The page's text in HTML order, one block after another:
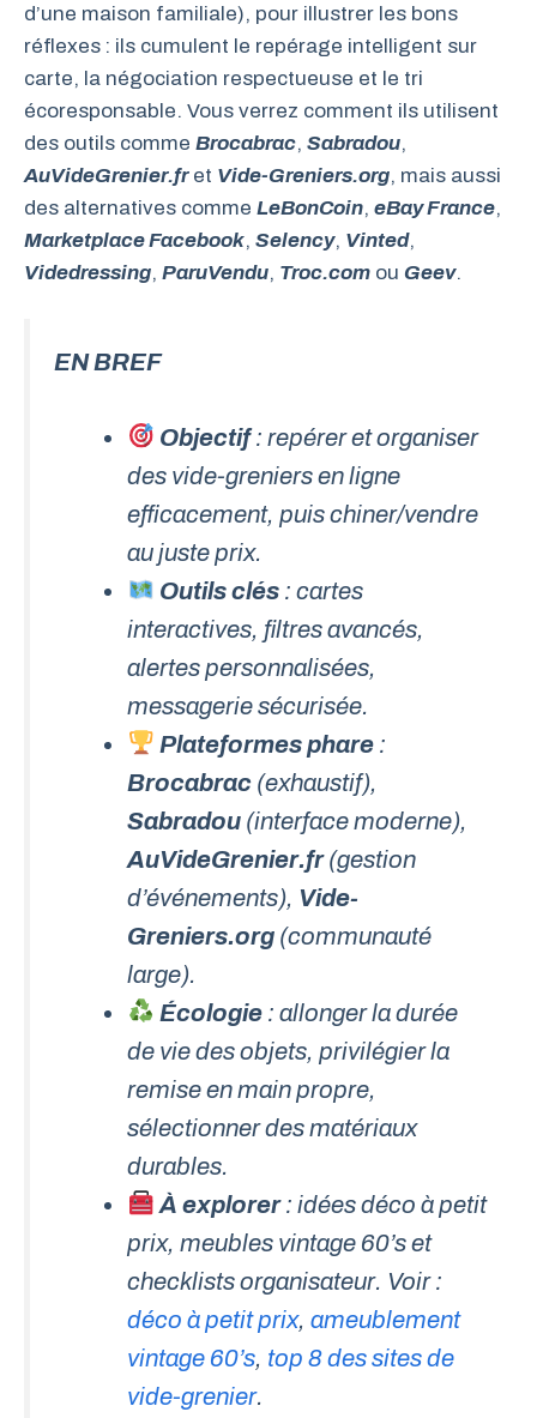
d’une maison familiale), pour illustrer les bons
réflexes : ils cumulent le repérage intelligent sur
carte, la négociation respectueuse et le tri
écoresponsable. Vous verrez comment ils utilisent
des outils comme Brocabrac, Sabradou,
AuVideGrenier.fret Vide-Greniers.org, mais aussi
des alternatives comme LeBonCoin, eBay France,
Marketplace Facebook, Selency, Vinted,
Videdressing, ParuVendu, Troc.com ou Geev.
EN BREF
Objectif: repérer et organiser
des vide-greniers en ligne
efficacement, puis chiner/vendre
au juste prix.
Outils clés : cartes
interactives, filtres avancés,
alertes personnalisées,
messagerie sécurisée.
Plateformes phare :
Brocabrac (exhaustif),
Sabradou (interface moderne),
AuVideGrenier.fr(gestion
d’événements), Vide-
Greniers.org (communauté
large).
Écologie : allonger la durée
de vie des objets, privilégier la
remise en main propre,
sélectionner des matériaux
durables.
À explorer: idées déco à petit
prix, meubles vintage 60’s et
checklists organisateur. Voir :
déco à petit prix,ameublement
vintage 60’s, top 8 des sites de
vide-grenier.